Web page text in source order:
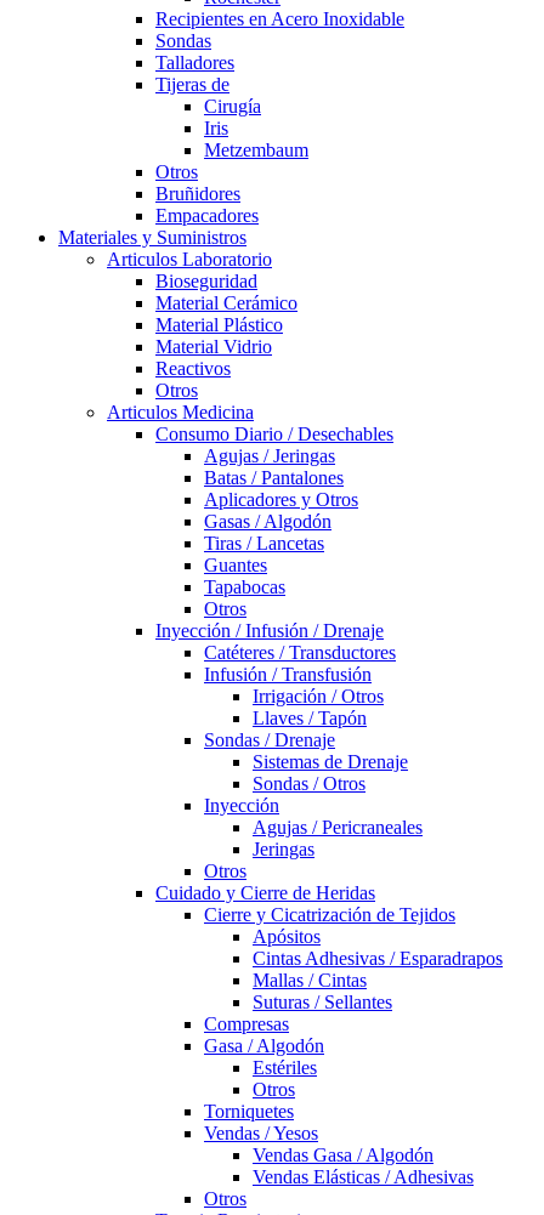
Recipientes en Acero Inoxidable
Sondas
Talladores
Tijeras de
Cirugía
Iris
Metzembaum
Otros
Bruñidores
Empacadores
Materiales y Suministros
Articulos Laboratorio
Bioseguridad
Material Cerámico
Material Plástico
Material Vidrio
Reactivos
Otros
Articulos Medicina
Consumo Diario / Desechables
Agujas / Jeringas
Batas / Pantalones
Aplicadores y Otros
Gasas / Algodón
Tiras / Lancetas
Guantes
Tapabocas
Otros
Inyección / Infusión / Drenaje
Catéteres / Transductores
Infusión / Transfusión
Irrigación / Otros
Llaves / Tapón
Sondas / Drenaje
Sistemas de Drenaje
Sondas / Otros
Inyección
Agujas / Pericraneales
Jeringas
Otros
Cuidado y Cierre de Heridas
Cierre y Cicatrización de Tejidos
Apósitos
Cintas Adhesivas / Esparadrapos
Mallas / Cintas
Suturas / Sellantes
Compresas
Gasa / Algodón
Estériles
Otros
Torniquetes
Vendas / Yesos
Vendas Gasa / Algodón
Vendas Elásticas / Adhesivas
Otros